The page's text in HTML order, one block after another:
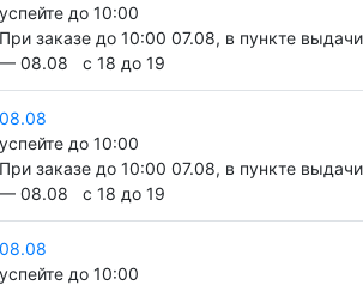
успейте до 10:00
При заказе до 10:00 07.08, в пункте
— 08.08 c 18 до 19
08.08
успейте до 10:00
При заказе до 10:00 07.08, в пункте
— 08.08 c 18 до 19
08.08
успейте до 10:00